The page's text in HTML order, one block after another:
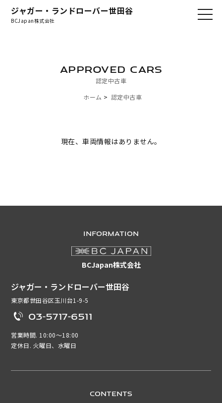
ジャガー・ランドローバー世田谷
BCJapan株式会社
認定中古車
APPROVED CARS
ホーム 認定中古車
現在、車両情報はありません。
CONTENTS
INFORMATION
BCJapan株式会社
ジャガー・ランドローバー世田谷
東京都世田谷区玉川台1-9-5
03-5717-6511
営業時間. 10:00～18:00
定休日. 火曜日、水曜日